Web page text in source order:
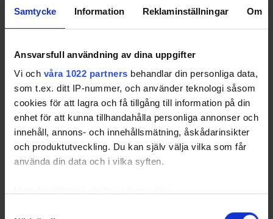
Samtycke Information Reklaminställningar Om
Ansvarsfull användning av dina uppgifter
Vi och våra 1022 partners behandlar din personliga data,
som t.ex. ditt IP-nummer, och använder teknologi såsom
cookies för att lagra och få tillgång till information på din
enhet för att kunna tillhandahålla personliga annonser och
innehåll, annons- och innehållsmätning, åskådarinsikter
och produktutveckling. Du kan själv välja vilka som får
använda din data och i vilka syften.